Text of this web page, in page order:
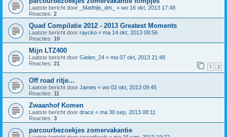
Laatste bericht door _Matthijs_dm_ « wo 16 okt, 2013 17:48
Reacties: 2
Quad Compilatie 2012 - 2013 Greatest Moments
Laatste bericht door raycko « ma 14 okt, 2013 08:56
Reacties: 10
Mijn LTZ400
Laatste bericht door Gielen_24 « ma 07 okt, 2013 21:48
Reacties: 21 1 2
Off road ritje...
Laatste bericht door James « wo 02 okt, 2013 09:45
Reacties: 11
Zwaanhof Komen
Laatste bericht door drace « ma 30 sep, 2013 08:11
Reacties: 3
parcourbezoekjes zomervakantie